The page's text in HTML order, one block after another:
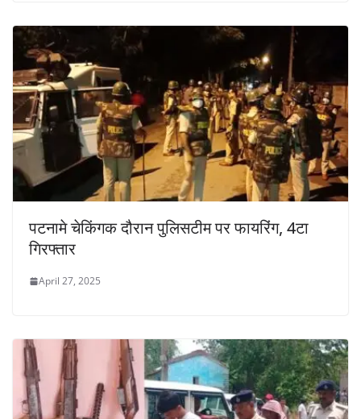
पटनामे चेकिंगक दौरान पुलिसटीम पर फायरिंग, 4टा
गिरफ्तार
April 27, 2025